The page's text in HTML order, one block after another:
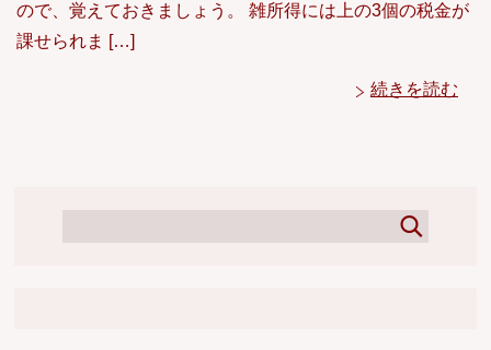
ので、覚えておきましょう。 雑所得には上の3個の税金が
課せられま […]
続きを読む